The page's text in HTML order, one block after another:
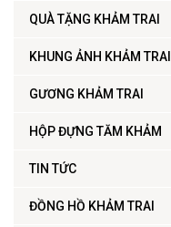
QUÀ TẶNG KHẢM TRAI
KHUNG ẢNH KHẢM TRAI
GƯƠNG KHẢM TRAI
HỘP ĐỰNG TĂM KHẢM
TIN TỨC
ĐỒNG HỒ KHẢM TRAI